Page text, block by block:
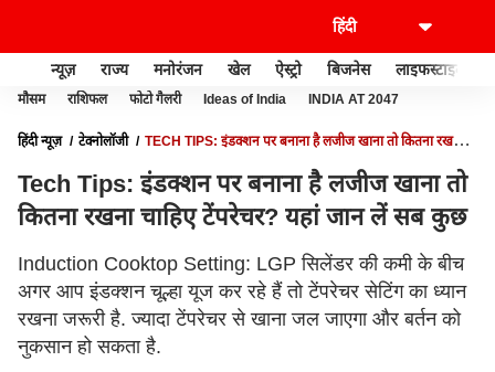
न्यूज़ राज्य मनोरंजन खेल ऐस्ट्रो बिजनेस लाइफस्टाइल
मौसम राशिफल फोटो गैलरी Ideas of India INDIA AT 2047
हिंदी न्यूज़ टेक्नोलॉजी
TECH TIPS: इंडक्शन पर बनाना है लजीज खाना तो कितना रखना
Tech Tips: इंडक्शन पर बनाना है लजीज खाना तो
कितना रखना चाहिए टेंपरेचर? यहां जान लें सब कुछ
Induction Cooktop Setting: LGP सिलेंडर की कमी के बीच
अगर आप इंडक्शन चूल्हा यूज कर रहे हैं तो टेंपरेचर सेटिंग का ध्यान
रखना जरूरी है. ज्यादा टेंपरेचर से खाना जल जाएगा और बर्तन को
नुकसान हो सकता है.